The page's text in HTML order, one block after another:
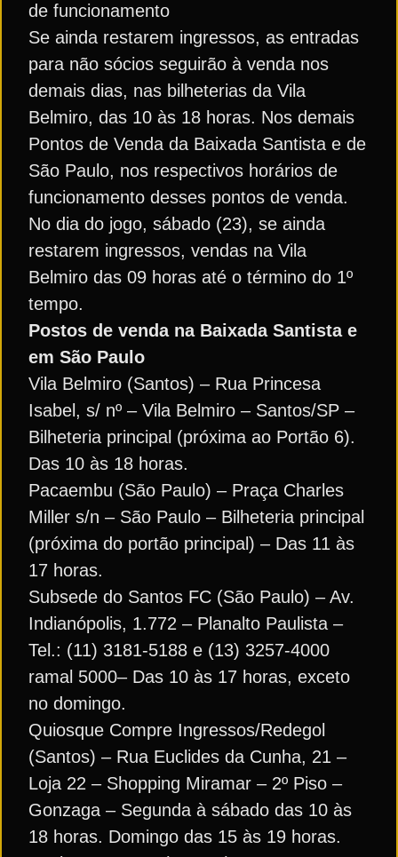
de funcionamento
Se ainda restarem ingressos, as entradas
para não sócios seguirão à venda nos
demais dias, nas bilheterias da Vila
Belmiro, das 10 às 18 horas. Nos demais
Pontos de Venda da Baixada Santista e de
São Paulo, nos respectivos horários de
funcionamento desses pontos de venda.
No dia do jogo, sábado (23), se ainda
restarem ingressos, vendas na Vila
Belmiro das 09 horas até o término do 1º
tempo.
Postos de venda na Baixada Santista e
em São Paulo
Vila Belmiro (Santos) – Rua Princesa
Isabel, s/ nº – Vila Belmiro – Santos/SP –
Bilheteria principal (próxima ao Portão 6).
Das 10 às 18 horas.
Pacaembu (São Paulo) – Praça Charles
Miller s/n – São Paulo – Bilheteria principal
(próxima do portão principal) – Das 11 às
17 horas.
Subsede do Santos FC (São Paulo) – Av.
Indianópolis, 1.772 – Planalto Paulista –
Tel.: (11) 3181-5188 e (13) 3257-4000
ramal 5000– Das 10 às 17 horas, exceto
no domingo.
Quiosque Compre Ingressos/Redegol
(Santos) – Rua Euclides da Cunha, 21 –
Loja 22 – Shopping Miramar – 2º Piso –
Gonzaga – Segunda à sábado das 10 às
18 horas. Domingo das 15 às 19 horas.